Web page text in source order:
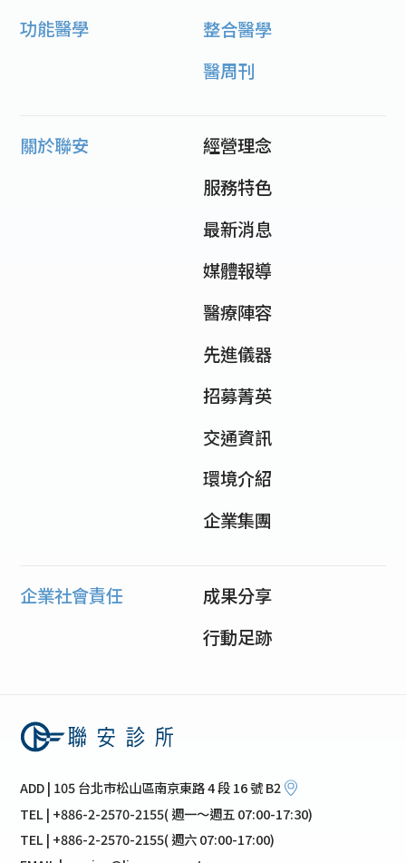
功能醫學
整合醫學
醫周刊
關於聯安
經營理念
服務特色
最新消息
媒體報導
醫療陣容
先進儀器
招募菁英
交通資訊
環境介紹
企業集團
企業社會責任
成果分享
行動足跡
ADD | 105 台北市松山區南京東路 4 段 16 號 B2
TEL | +886-2-2570-2155( 週一～週五 07:00-17:30)
TEL | +886-2-2570-2155( 週六 07:00-17:00)